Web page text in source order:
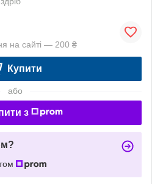
на сайті — 200 ₴
Купити
або
з